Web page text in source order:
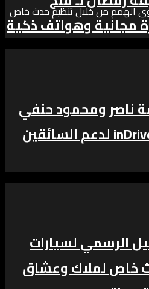
الهمم من خلال تنظيم حدث خاص
مجانية وهواتف ذكية
ناصر ومحمود حنفي
إلى برنامج إندرايف inDrive لدعم السائقين
الرسمي لسيارات
خاص لملاك وعشاق